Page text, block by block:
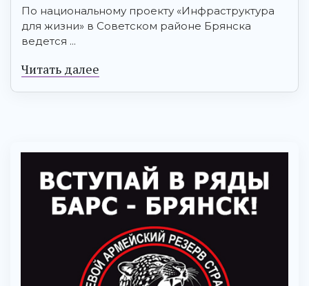
По национальному проекту «Инфраструктура
для жизни» в Советском районе Брянска
ведется ...
Читать далее